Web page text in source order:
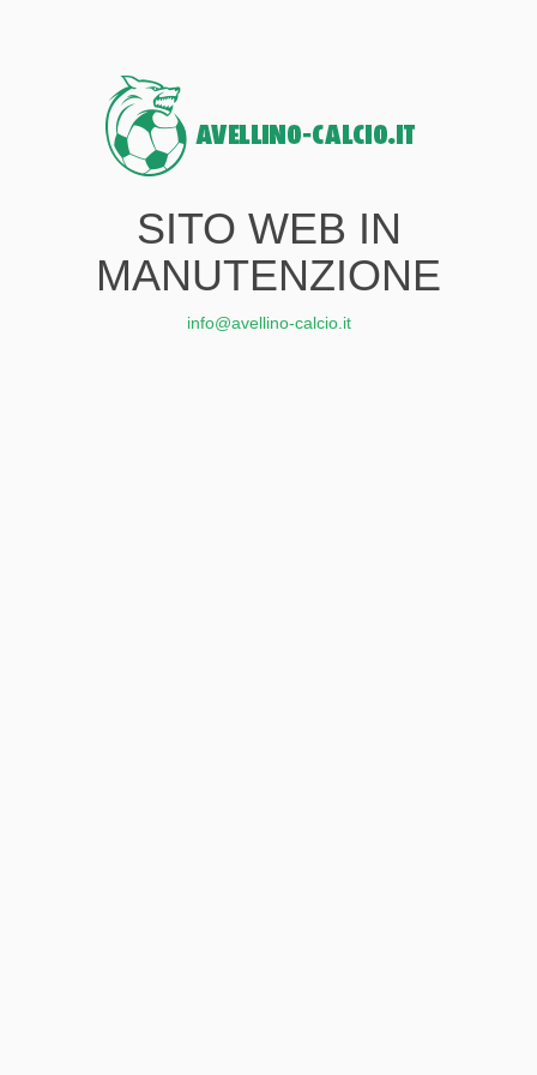
SITO WEB IN
MANUTENZIONE
info@avellino-calcio.it